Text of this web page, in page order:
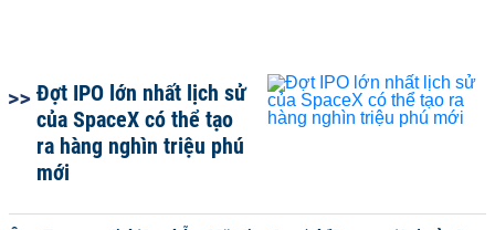
Đợt IPO lớn nhất lịch sử
của SpaceX có thể tạo
ra hàng nghìn triệu phú
mới